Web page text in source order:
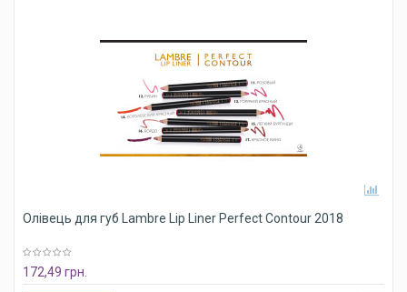
Олівець для губ Lambre Lip Liner Perfect Contour 2018
172,49 грн.